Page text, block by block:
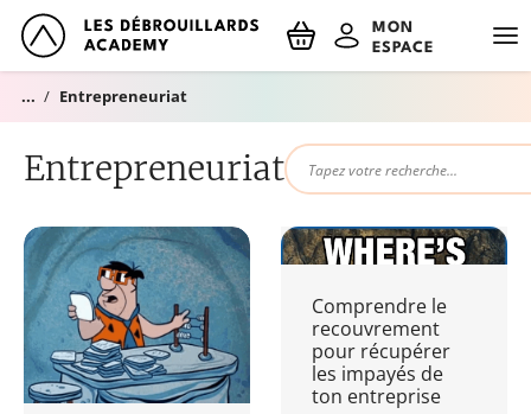
Réserve ton RDV découverte !
MON
ESPACE
Entrepreneuriat
Entrepreneuriat
Comprendre le
recouvrement
pour récupérer
les impayés de
ton entreprise
NOM
spécifié dans les mentions légales